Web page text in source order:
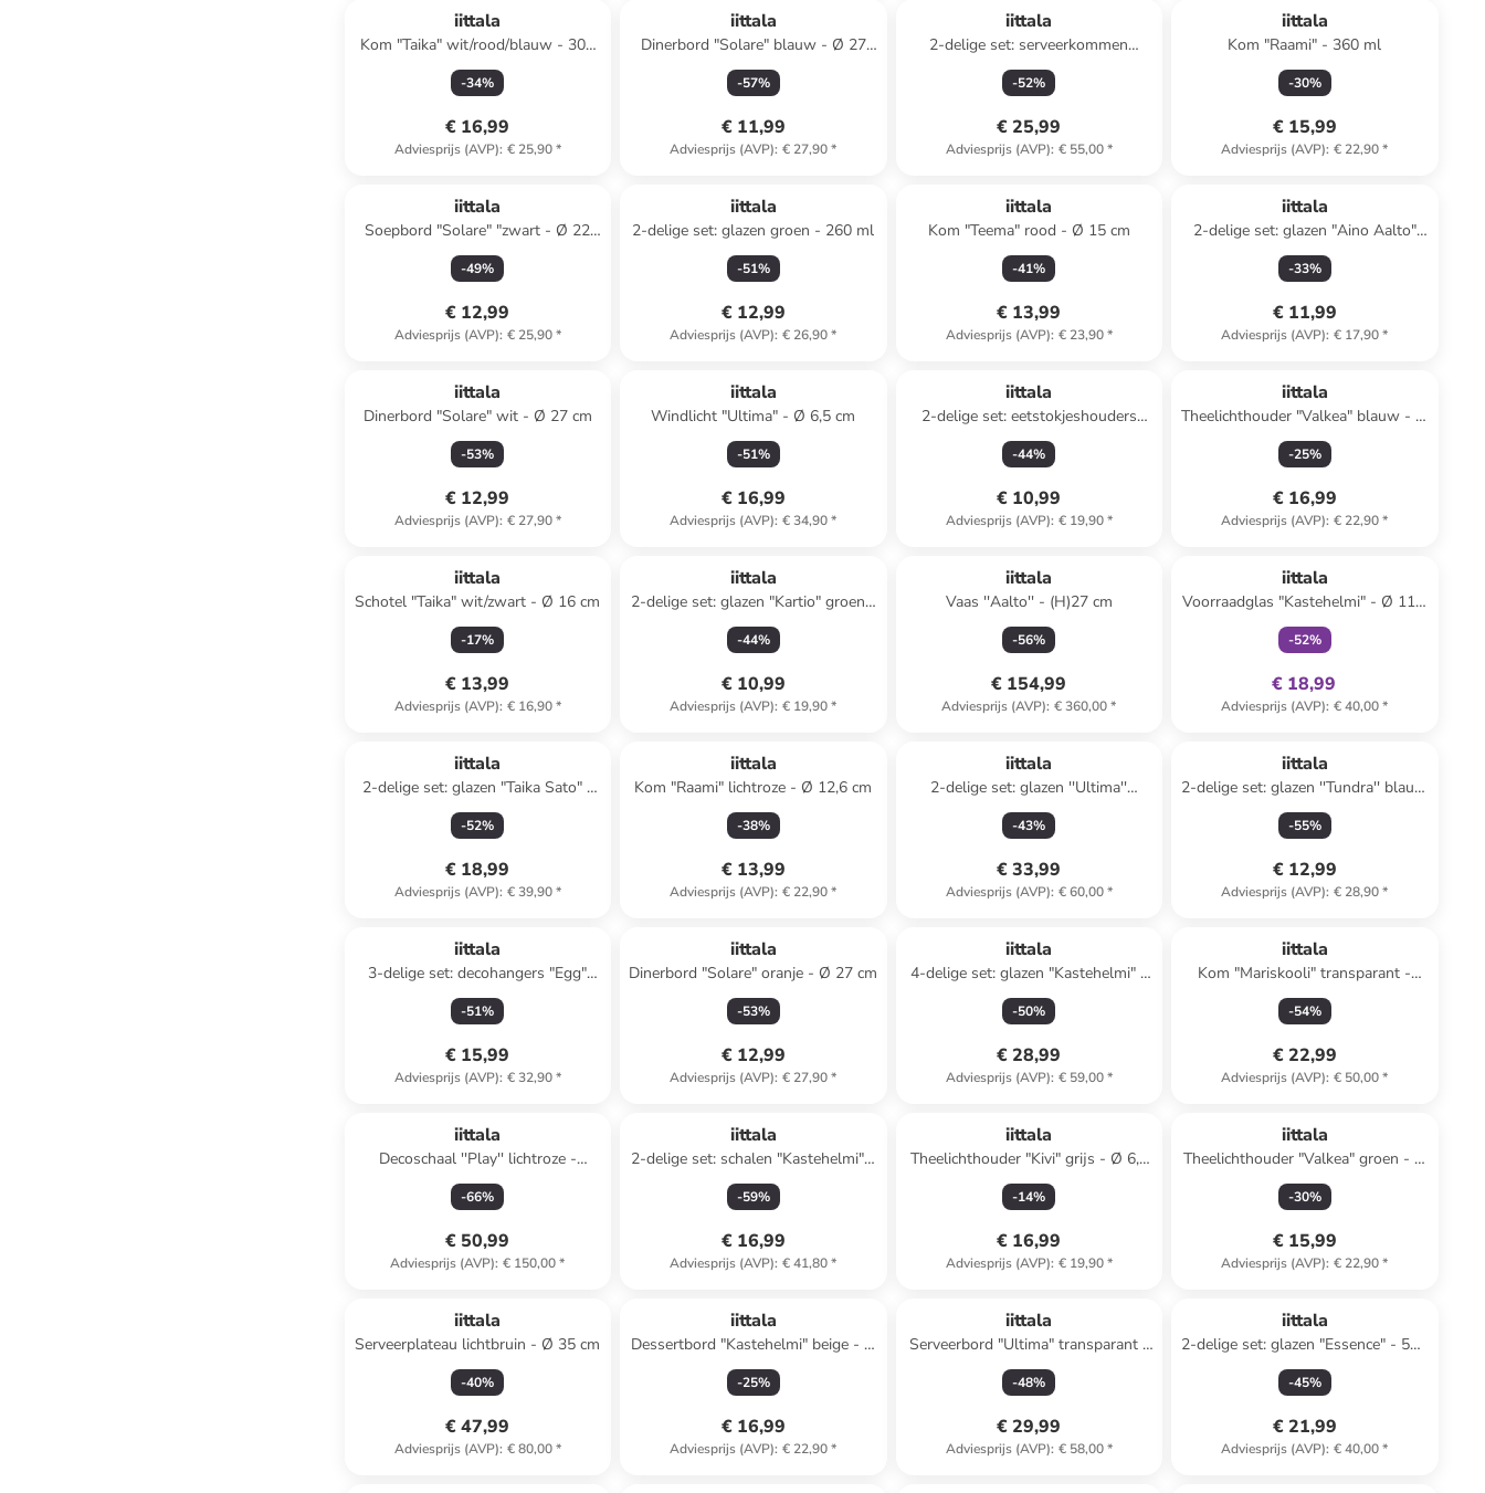
iittala
Kom "Taika" wit/rood/blauw - 300
ml
-34%
€ 16,99
Adviesprijs (AVP): € 25,90*
iittala
Dinerbord "Solare" blauw - Ø 27
cm
-57%
€ 11,99
Adviesprijs (AVP): € 27,90*
iittala
2-delige set: serveerkommen
"Ultima" transparant - Ø 11,5 cm
-52%
€ 25,99
Adviesprijs (AVP): € 55,00*
iittala
Kom "Raami" - 360 ml
-30%
€ 15,99
Adviesprijs (AVP): € 22,90*
iittala
Soepbord "Solare" "zwart - Ø 22
cm
-49%
€ 12,99
Adviesprijs (AVP): € 25,90*
iittala
2-delige set: glazen groen - 260 ml
-51%
€ 12,99
Adviesprijs (AVP): € 26,90*
iittala
Kom "Teema" rood - Ø 15 cm
-41%
€ 13,99
Adviesprijs (AVP): € 23,90*
iittala
2-delige set: glazen "Aino Aalto"
grijs - 220 ml
-33%
€ 11,99
Adviesprijs (AVP): € 17,90*
iittala
Dinerbord "Solare" wit - Ø 27 cm
-53%
€ 12,99
Adviesprijs (AVP): € 27,90*
iittala
Windlicht "Ultima" - Ø 6,5 cm
-51%
€ 16,99
Adviesprijs (AVP): € 34,90*
iittala
2-delige set: eetstokjeshouders
"Taika" wit/turquoise - (L)4,7 cm
-44%
€ 10,99
Adviesprijs (AVP): € 19,90*
iittala
Theelichthouder "Valkea" blauw - Ø
8,5 cm
-25%
€ 16,99
Adviesprijs (AVP): € 22,90*
iittala
Schotel "Taika" wit/zwart - Ø 16 cm
-17%
€ 13,99
Adviesprijs (AVP): € 16,90*
iittala
2-delige set: glazen "Kartio" groen -
210 ml
-44%
€ 10,99
Adviesprijs (AVP): € 19,90*
iittala
Vaas ''Aalto'' - (H)27 cm
-56%
€ 154,99
Adviesprijs (AVP): € 360,00*
iittala
Voorraadglas "Kastehelmi" - Ø 11,6
cm
-52%
€ 18,99
Adviesprijs (AVP): € 40,00*
iittala
2-delige set: glazen "Taika Sato" -
380 ml
-52%
€ 18,99
Adviesprijs (AVP): € 39,90*
iittala
Kom "Raami" lichtroze - Ø 12,6 cm
-38%
€ 13,99
Adviesprijs (AVP): € 22,90*
iittala
2-delige set: glazen ''Ultima''
transparant - 50 ml
-43%
€ 33,99
Adviesprijs (AVP): € 60,00*
iittala
2-delige set: glazen ''Tundra'' blauw
- 160 ml
-55%
€ 12,99
Adviesprijs (AVP): € 28,90*
iittala
3-delige set: decohangers "Egg"
lichtroze/grijs/geel - (L)6 cm
-51%
€ 15,99
Adviesprijs (AVP): € 32,90*
iittala
Dinerbord "Solare" oranje - Ø 27 cm
-53%
€ 12,99
Adviesprijs (AVP): € 27,90*
iittala
4-delige set: glazen "Kastehelmi" -
300 ml
-50%
€ 28,99
Adviesprijs (AVP): € 59,00*
iittala
Kom "Mariskooli" transparant -
(H)15,5 x Ø 12,4 cm
-54%
€ 22,99
Adviesprijs (AVP): € 50,00*
iittala
Decoschaal ''Play'' lichtroze -
(B)20,1 x (H)5 x (D)12,5 cm
-66%
€ 50,99
Adviesprijs (AVP): € 150,00*
iittala
2-delige set: schalen "Kastehelmi" -
230 ml
-59%
€ 16,99
Adviesprijs (AVP): € 41,80*
iittala
Theelichthouder "Kivi" grijs - Ø 6,5
cm
-14%
€ 16,99
Adviesprijs (AVP): € 19,90*
iittala
Theelichthouder "Valkea" groen - Ø
6 cm
-30%
€ 15,99
Adviesprijs (AVP): € 22,90*
iittala
Serveerplateau lichtbruin - Ø 35 cm
-40%
€ 47,99
Adviesprijs (AVP): € 80,00*
iittala
Dessertbord "Kastehelmi" beige - Ø
17 cm
-25%
€ 16,99
Adviesprijs (AVP): € 22,90*
iittala
Serveerbord "Ultima" transparant -
Ø 25 cm
-48%
€ 29,99
Adviesprijs (AVP): € 58,00*
iittala
2-delige set: glazen "Essence" - 550
ml
-45%
€ 21,99
Adviesprijs (AVP): € 40,00*